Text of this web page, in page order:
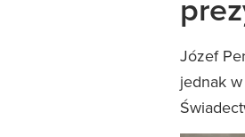
Józef
jednak